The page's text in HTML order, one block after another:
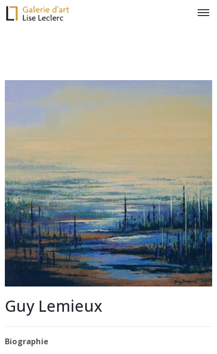
Guy Lemieux
Biographie